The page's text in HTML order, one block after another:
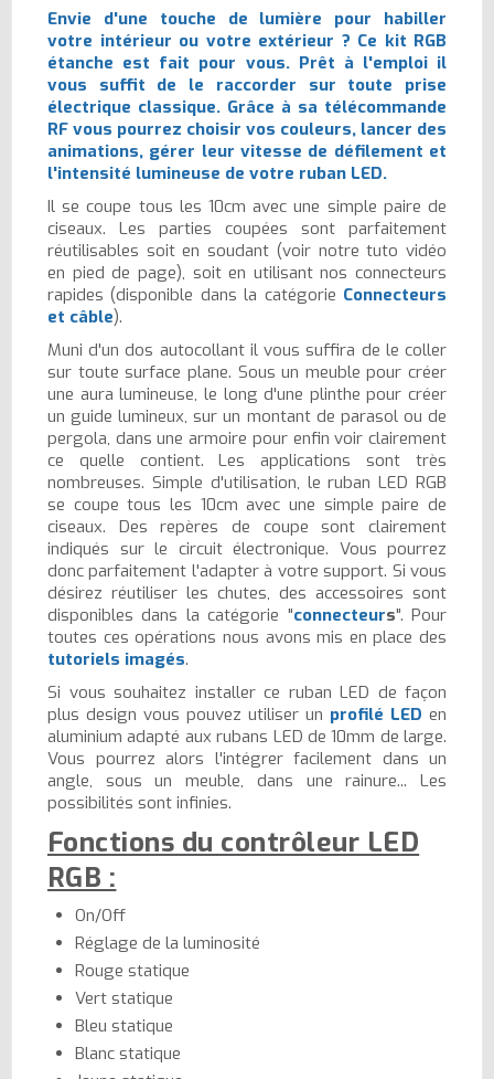
Envie d'une touche de lumière pour habiller
votre intérieur ou votre extérieur ? Ce kit RGB
étanche est fait pour vous. Prêt à l'emploi il
vous suffit de le raccorder sur toute prise
électrique classique. Grâce à sa télécommande
RF vous pourrez choisir vos couleurs, lancer des
animations, gérer leur vitesse de défilement et
l'intensité lumineuse de votre ruban LED.
Il se coupe tous les 10cm avec une simple paire de
ciseaux. Les parties coupées sont parfaitement
réutilisables soit en soudant (voir notre tuto vidéo
en pied de page), soit en utilisant nos connecteurs
rapides (disponible dans la catégorie Connecteurs
et câble).
Muni d'un dos autocollant il vous suffira de le coller
sur toute surface plane. Sous un meuble pour créer
une aura lumineuse, le long d'une plinthe pour créer
un guide lumineux, sur un montant de parasol ou de
pergola, dans une armoire pour enfin voir clairement
ce quelle contient. Les applications sont très
nombreuses. Simple d'utilisation, le ruban LED RGB
se coupe tous les 10cm avec une simple paire de
ciseaux. Des repères de coupe sont clairement
indiqués sur le circuit électronique. Vous pourrez
donc parfaitement l'adapter à votre support. Si vous
désirez réutiliser les chutes, des accessoires sont
disponibles dans la catégorie "connecteurs". Pour
toutes ces opérations nous avons mis en place des
tutoriels imagés.
Si vous souhaitez installer ce ruban LED de façon
plus design vous pouvez utiliser un profilé LED en
aluminium adapté aux rubans LED de 10mm de large.
Vous pourrez alors l'intégrer facilement dans un
angle, sous un meuble, dans une rainure... Les
possibilités sont infinies.
Fonctions du contrôleur LED
RGB :
On/Off
Réglage de la luminosité
Rouge statique
Vert statique
Bleu statique
Blanc statique